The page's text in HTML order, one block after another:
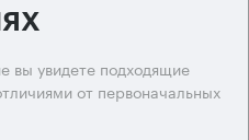
вы увидете подходящие
от первоначальных